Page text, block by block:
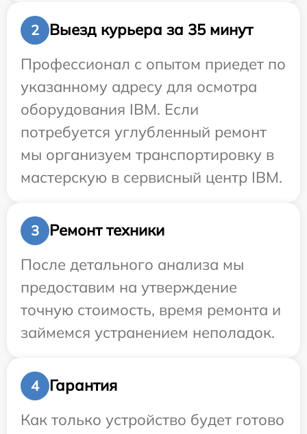
2
Выезд курьера за 35 минут
Профессионал с опытом приедет по
указанному адресу для осмотра
оборудования IBM. Если
потребуется углубленный ремонт
мы организуем транспортировку в
мастерскую в сервисный центр IBM.
3
Ремонт техники
После детального анализа мы
предоставим на утверждение
точную стоимость, время ремонта и
займемся устранением неполадок.
4
Гарантия
Как только устройство будет готово